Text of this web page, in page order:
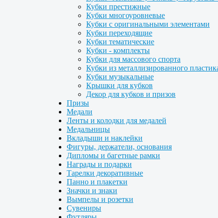
Кубки престижные
Кубки многоуровневые
Кубки с оригинальными элементами
Кубки переходящие
Кубки тематические
Кубки - комплекты
Кубки для массового спорта
Кубки из металлизированного
Кубки музыкальные
Крышки для кубков
Декор для кубков и призов
Призы
Медали
Ленты и колодки для медалей
Медальницы
Вкладыши и наклейки
Фигуры, держатели, основания
Дипломы и багетные рамки
Награды и подарки
Тарелки декоративные
Панно и плакетки
Значки и знаки
Вымпелы и розетки
Сувениры